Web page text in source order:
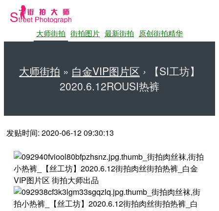
大师街拍 街拍图片 最新街拍 原创街拍精华
大师街拍 » 白金VIP图片区 ›
【SI工坊】
2020.6.12ROUSI热裤
发贴时间: 2020-06-12 09:30:13